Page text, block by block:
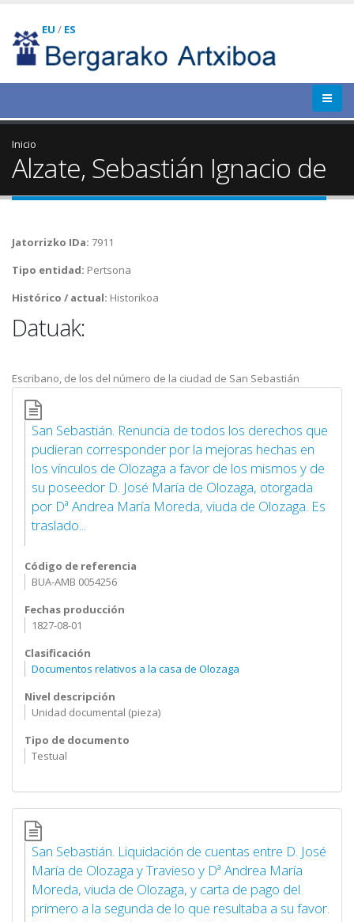
EU / ES
Inicio
Alzate, Sebastián Ignacio de
Jatorrizko IDa: 7911
Tipo entidad: Pertsona
Histórico / actual: Historikoa
Datuak:
Escribano, de los del número de la ciudad de San Sebastián
San Sebastián. Renuncia de todos los derechos que
pudieran corresponder por la mejoras hechas en
los vínculos de Olozaga a favor de los mismos y de
su poseedor D. José María de Olozaga, otorgada
por Dª Andrea María Moreda, viuda de Olozaga. Es
traslado...
Código de referencia
BUA-AMB 0054256
Fechas producción
1827-08-01
Clasificación
Documentos relativos a la casa de Olozaga
Nivel descripción
Unidad documental (pieza)
Tipo de documento
Testual
San Sebastián. Liquidación de cuentas entre D. José
María de Olozaga y Travieso y Dª Andrea María
Moreda, viuda de Olozaga, y carta de pago del
primero a la segunda de lo que resultaba a su favor.